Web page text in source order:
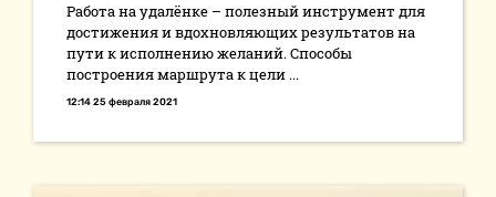
Работа на удалёнке – полезный инструмент для
достижения и вдохновляющих результатов на
пути к исполнению желаний. Способы
построения маршрута к цели ...
12:14 25 февраля 2021